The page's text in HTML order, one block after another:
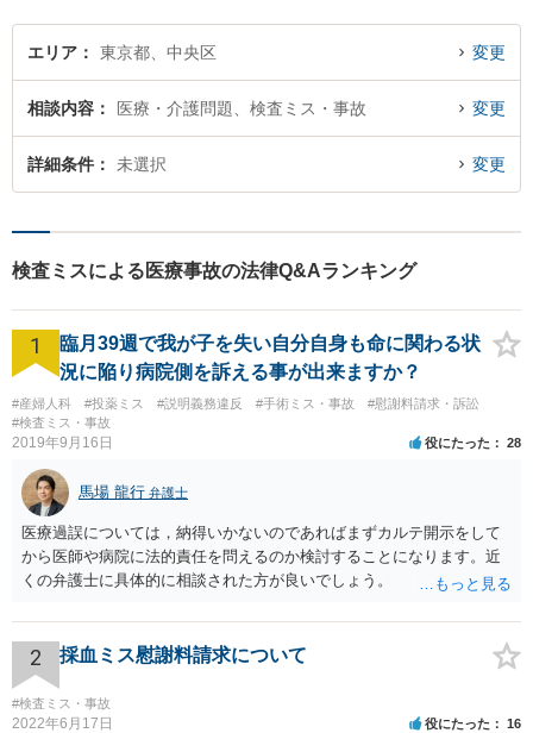
エリア 東京都、中央区 変更
相談内容 医療・介護問題、検査ミス・事故 変更
詳細条件 未選択 変更
検査ミスによる医療事故の法律Q&Aランキング
1
臨月39週で我が子を失い自分自身も命に関わる状
況に陥り病院側を訴える事が出来ますか？
#産婦人科 #投薬ミス #説明義務違反 #手術ミス・事故
#慰謝料請求・訴訟
#検査ミス・事故
2019年9月16日 役にたった 28
馬場 龍行 弁護士
医療過誤については，納得いかないのであればまずカルテ開示をして
から医師や病院に法的責任を問えるのか検討することになります。近
くの弁護士に具体的に相談された方が良いでしょう。
2 採血ミス慰謝料請求について
#検査ミス・事故
2022年6月17日 役にたった 16